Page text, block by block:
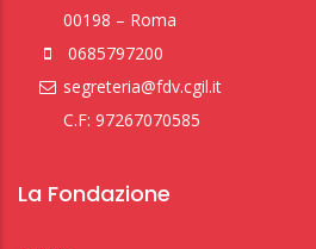
00198 – Roma
0685797200
segreteria@fdv.cgil.it
C.F: 97267070585
La Fondazione